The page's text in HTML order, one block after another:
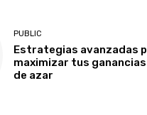
PUBLIC
Estrategias avanzadas
maximizar tus ganancias
de azar